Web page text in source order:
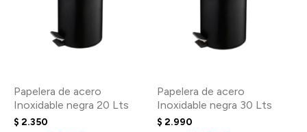
Papelera de acero
Inoxidable negra 20 Lts
$ 2.350
Papelera de acero
Inoxidable negra 30 Lts
$ 2.990